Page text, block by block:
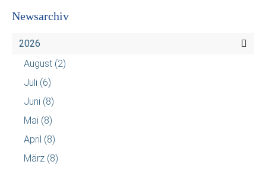
Newsarchiv
2026
August (2)
Juli (6)
Juni (8)
Mai (8)
April (8)
März (8)